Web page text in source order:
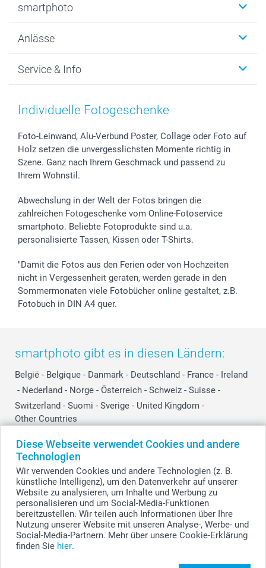
Diese Webseite verwendet Cookies und andere
Technologien
Wir verwenden Cookies und andere Technologien (z. B.
künstliche Intelligenz), um den Datenverkehr auf unserer
Website zu analysieren, um Inhalte und Werbung zu
personalisieren und um Social-Media-Funktionen
bereitzustellen. Wir teilen auch Informationen über Ihre
Nutzung unserer Website mit unseren Analyse-, Werbe- und
Social-Media-Partnern. Mehr über unsere Cookie-Erklärung
finden Sie hier.
Fotogeschenke
MyNameBook
Fotoabzüge, Fotos als Buch & Poster
Zubehör & Material
Foto-Kalender & Agenden
Sticker & Etiketten
Geschenk-Gutscheine (PDF)
smartphoto
Warum smartphoto
Datenschutz
AGB
Presse
Partnerprogramme
Investor Relations
B2B smartbusiness
Widerrufsrecht
Anlässe
Neujahr
Muttertag
Kommunion & Konfirmation
Hochzeit
Geburtstag
Geburt
Zu allen Anlässen
Service & Info
Anmelden /Registrieren
Preise und Versandkosten
Lieferfristen
72h Lieferung
Zahlungsmöglichkeiten
Sitemap
Status der Bestellung
smartfriends
smartgarantie
smartbonus
Individuelle Fotogeschenke
Foto-Leinwand, Alu-Verbund Poster, Collage oder Foto auf
Holz setzen die unvergesslichsten Momente richtig in
Szene. Ganz nach Ihrem Geschmack und passend zu
Ihrem Wohnstil.
Abwechslung in der Welt der Fotos bringen die
zahlreichen Fotogeschenke vom Online-Fotoservice
smartphoto. Beliebte Fotoprodukte sind u.a.
personalisierte Tassen, Kissen oder T-Shirts.
"Damit die Fotos aus den Ferien oder von Hochzeiten
nicht in Vergessenheit geraten, werden gerade in den
Sommermonaten viele Fotobücher online gestaltet, z.B.
Fotobuch in DIN A4 quer.
smartphoto gibt es in diesen Ländern:
België - Belgique - Danmark - Deutschland - France - Ireland
- Nederland - Norge - Österreich - Schweiz - Suisse -
Switzerland - Suomi - Sverige - United Kingdom -
Other Countries
© smartphoto Group. Alle Rechte vorbehalten.
Alle Preise verstehen sich in EURO (€) inkl. MwSt. und zzgl. Versandkosten.